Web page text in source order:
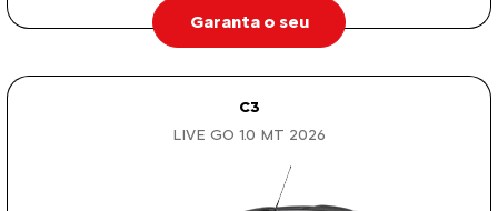
Garanta o seu
C3
LIVE GO 1.0 MT 2026